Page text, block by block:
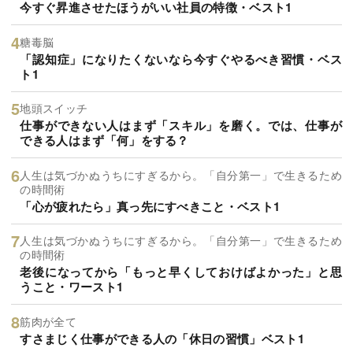
今すぐ昇進させたほうがいい社員の特徴・ベスト1
糖毒脳
「認知症」になりたくないなら今すぐやるべき習慣・ベス
ト1
地頭スイッチ
仕事ができない人はまず「スキル」を磨く。では、仕事が
できる人はまず「何」をする？
人生は気づかぬうちにすぎるから。「自分第一」で生きるため
の時間術
「心が疲れたら」真っ先にすべきこと・ベスト1
人生は気づかぬうちにすぎるから。「自分第一」で生きるため
の時間術
老後になってから「もっと早くしておけばよかった」と思
うこと・ワースト1
筋肉が全て
すさまじく仕事ができる人の「休日の習慣」ベスト1